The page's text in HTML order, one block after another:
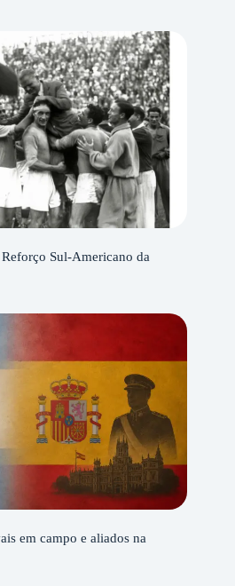
Sul-Americano da
em campo e aliados na